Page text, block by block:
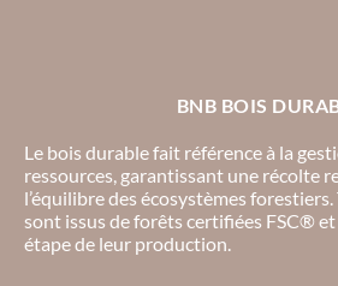
BNB BOIS
Le bois durable fait référence à la
ressources, garantissant une récolte
l’équilibre des écosystèmes
sont issus de forêts certifiées FSC®
étape de leur production.